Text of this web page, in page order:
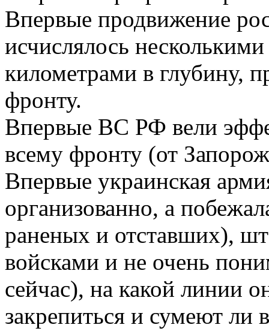
Впервые продвижение
исчислялось
километрами в глубину,
фронту.
Впервые ВС РФ вели
всему фронту (от
Впервые украинская
организованно, а
раненых и отставших),
войсками и не очень
сейчас), на какой линии
закрепиться и сумеют ли